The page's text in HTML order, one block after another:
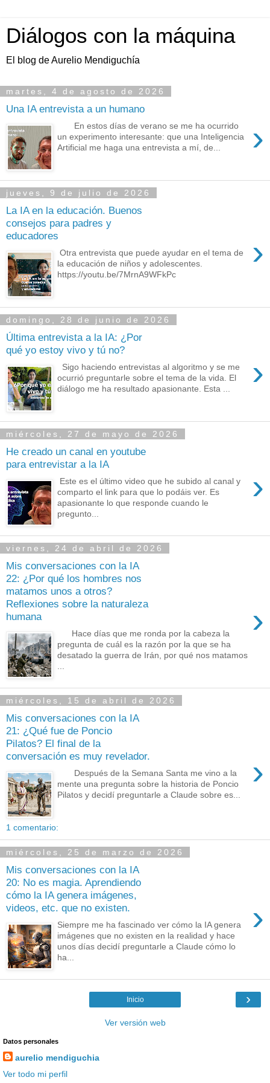
Diálogos con la máquina
El blog de Aurelio Mendiguchía
martes, 4 de agosto de 2026
Una IA entrevista a un humano
›
En estos días de verano se me ha ocurrido
un experimento interesante: que una Inteligencia
Artificial me haga una entrevista a mí, de...
jueves, 9 de julio de 2026
La IA en la educación. Buenos
consejos para padres y
educadores
›
Otra entrevista que puede ayudar en el tema de
la educación de niños y adolescentes.
https://youtu.be/7MrnA9WFkPc
domingo, 28 de junio de 2026
Última entrevista a la IA: ¿Por
qué yo estoy vivo y tú no?
›
Sigo haciendo entrevistas al algoritmo y se me
ocurrió preguntarle sobre el tema de la vida. El
diálogo me ha resultado apasionante. Esta ...
miércoles, 27 de mayo de 2026
He creado un canal en youtube
para entrevistar a la IA
›
Este es el último video que he subido al canal y
comparto el link para que lo podáis ver. Es
apasionante lo que responde cuando le
pregunto...
viernes, 24 de abril de 2026
Mis conversaciones con la IA
22: ¿Por qué los hombres nos
matamos unos a otros?
Reflexiones sobre la naturaleza
humana
›
Hace días que me ronda por la cabeza la
pregunta de cuál es la razón por la que se ha
desatado la guerra de Irán, por qué nos matamos
...
miércoles, 15 de abril de 2026
Mis conversaciones con la IA
21: ¿Qué fue de Poncio
Pilatos? El final de la
conversación es muy revelador.
›
Después de la Semana Santa me vino a la
mente una pregunta sobre la historia de Poncio
Pilatos y decidí preguntarle a Claude sobre es...
1 comentario:
miércoles, 25 de marzo de 2026
Mis conversaciones con la IA
20: No es magia. Aprendiendo
cómo la IA genera imágenes,
videos, etc. que no existen.
›
Siempre me ha fascinado ver cómo la IA genera
imágenes que no existen en la realidad y hace
unos días decidí preguntarle a Claude cómo lo
ha...
›
Inicio
Ver versión web
Datos personales
aurelio mendiguchia
Ver todo mi perfil